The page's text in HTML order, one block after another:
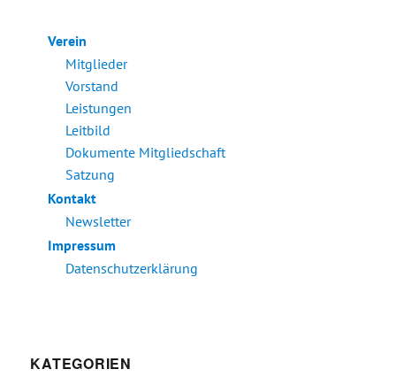
Verein
Mitglieder
Vorstand
Leistungen
Leitbild
Dokumente Mitgliedschaft
Satzung
Kontakt
Newsletter
Impressum
Datenschutzerklärung
KATEGORIEN